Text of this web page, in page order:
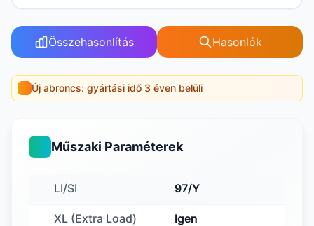
Összehasonlítás Hasonlók
Új abroncs: gyártási idő 3 éven belüli
Műszaki Paraméterek
LI/SI 97/Y
XL (Extra Load) Igen